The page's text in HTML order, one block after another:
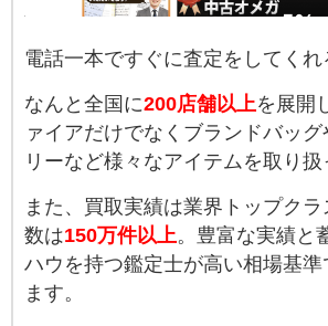
電話一本ですぐに査定をしてくれ
なんと全国に200店舗以上を展開
ァイアだけでなくブランドバッ
リーなど様々なアイテムを取り扱
また、買取実績は業界トップク
数は150万件以上。豊富な実績と
ハウを持つ鑑定士が高い相場基
ます。